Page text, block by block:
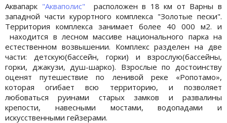
Аквапарк "Акваполис"
расположен в 18 км от Варны в
западной части курортного комплекса "Золотые пески".
Территория комплекса занимает более 40 000 м2. и
находится в лесном массиве национального парка на
естественном возвышении. Комплекс разделен на две
части: детскую(бассейн, горки) и взрослую(бассейны,
горки, джакузи, душ-шарко). Взрослые по достоинству
оценят путешествие по ленивой реке «Ропотамо»,
которая огибает всю территорию, и позволяет
любоваться руинами старых замков и развалины
крепости, навесными мостами, водопадами и
искусственными гейзерами.